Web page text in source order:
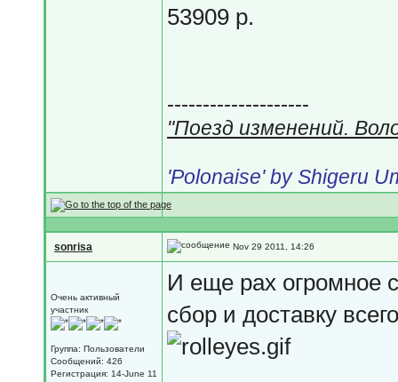
53909 р.
--------------------
"Поезд изменений.
'Polonaise' by Shigeru
sonrisa Nov 29 2011, 14:26
Очень активный
участник
Группа: Пользователи
Сообщений: 426
Регистрация: 14-June 11
И еще рах огромное
сбор и доставку